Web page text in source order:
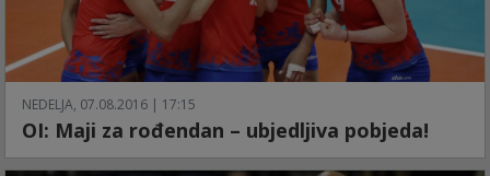
NEDELJA, 07.08.2016 | 17:15
OI: Maji za rođendan – ubjedljiva pobjeda!